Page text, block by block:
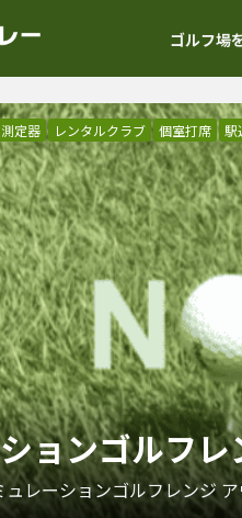
ゴルフ場
定器 レンタルクラブ 個室打席 駅
ョンゴルフ
ュレーションゴルフレンジ